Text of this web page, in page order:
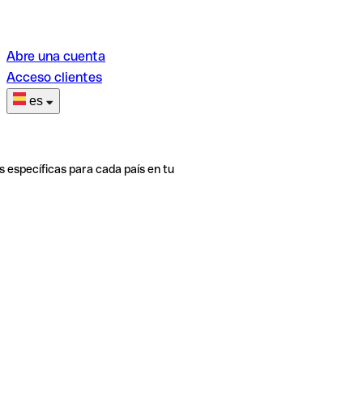
Abre una cuenta
Acceso clientes
es
específicas para cada país en tu